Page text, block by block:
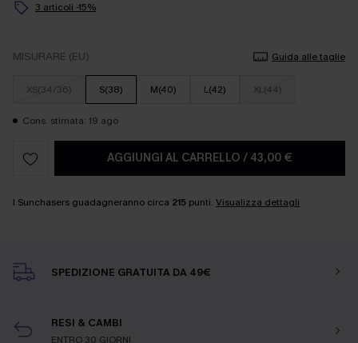
3 articoli -15%
MISURARE (EU) Guida alle taglie
XS(34/36) S(38) M(40) L(42) XL(44)
Cons. stimata: 19 ago
AGGIUNGI AL CARRELLO / 43,00 €
I Sunchasers guadagneranno circa 215 punti. Visualizza dettagli
SPEDIZIONE GRATUITA DA 49€
RESI & CAMBI
ENTRO 30 GIORNI